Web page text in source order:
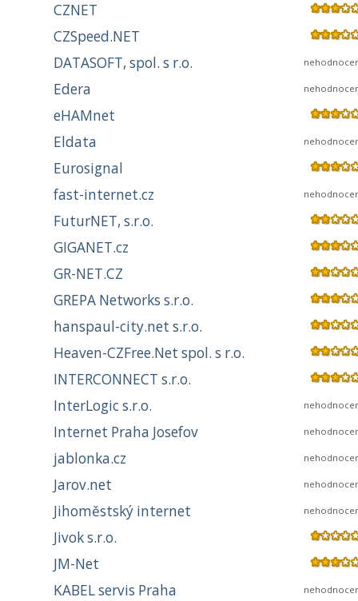
CZNET
CZSpeed.NET
DATASOFT, spol. s r.o.
Edera
eHAMnet
Eldata
Eurosignal
fast-internet.cz
FuturNET, s.r.o.
GIGANET.cz
GR-NET.CZ
GREPA Networks s.r.o.
hanspaul-city.net s.r.o.
Heaven-CZFree.Net spol. s r.o.
INTERCONNECT s.r.o.
InterLogic s.r.o.
Internet Praha Josefov
jablonka.cz
Jarov.net
Jihoměstský internet
Jivok s.r.o.
JM-Net
KABEL servis Praha